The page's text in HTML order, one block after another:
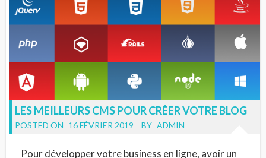
LES MEILLEURS CMS POUR CRÉER VOTRE BLOG
POSTED ON 16 FÉVRIER 2019 BY ADMIN
Pour développer votre business en ligne, avoir un